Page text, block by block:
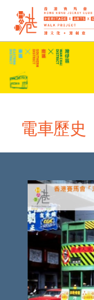
主辦機構
主要贊助
電車歷史